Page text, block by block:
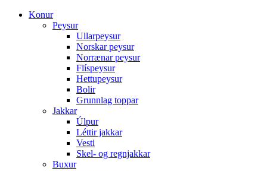
Konur
Peysur
Ullarpeysur
Norskar peysur
Norrænar peysur
Flíspeysur
Hettupeysur
Bolir
Grunnlag toppar
Jakkar
Úlpur
Léttir jakkar
Vesti
Skel- og regnjakkar
Buxur